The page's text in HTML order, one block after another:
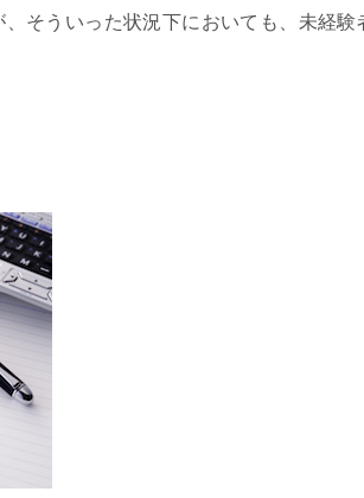
そういった状況下においても、未経験